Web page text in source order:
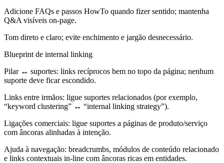
Adicione FAQs e passos HowTo quando fizer sentido; mantenha
Q&A visíveis on-page.
Tom direto e claro; evite enchimento e jargão desnecessário.
Blueprint de internal linking
Pilar ↔ suportes: links recíprocos bem no topo da página; nenhum
suporte deve ficar escondido.
Links entre irmãos: ligue suportes relacionados (por exemplo,
“keyword clustering” ↔ “internal linking strategy”).
Ligações comerciais: ligue suportes a páginas de produto/serviço
com âncoras alinhadas à intenção.
Ajuda à navegação: breadcrumbs, módulos de conteúdo relacionado
e links contextuais in-line com âncoras ricas em entidades.